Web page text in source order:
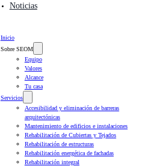
Noticias
Inicio
Sobre SEOM
Equipo
Valores
Alcance
Tu casa
Servicios
Accesibilidad y eliminación de barreras
arquitectónicas
Mantenimiento de edificios e instalaciones
Rehabilitación de Cubiertas y Tejados
Rehabilitación de estructuras
Rehabilitación energética de fachadas
Rehabilitación integral